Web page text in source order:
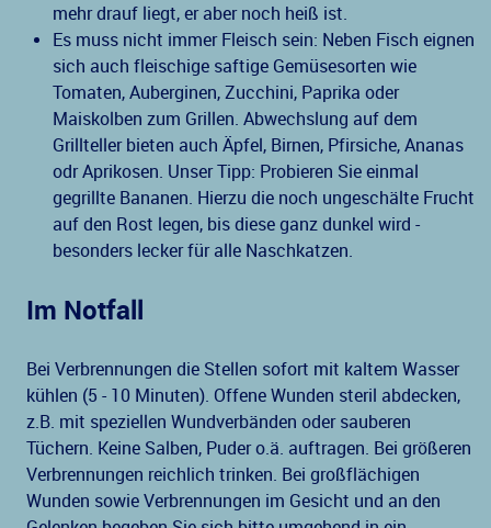
mehr drauf liegt, er aber noch heiß ist.
Es muss nicht immer Fleisch sein: Neben Fisch eignen
sich auch fleischige saftige Gemüsesorten wie
Tomaten, Auberginen, Zucchini, Paprika oder
Maiskolben zum Grillen. Abwechslung auf dem
Grillteller bieten auch Äpfel, Birnen, Pfirsiche, Ananas
odr Aprikosen. Unser Tipp: Probieren Sie einmal
gegrillte Bananen. Hierzu die noch ungeschälte Frucht
auf den Rost legen, bis diese ganz dunkel wird -
besonders lecker für alle Naschkatzen.
Im Notfall
Bei Verbrennungen die Stellen sofort mit kaltem Wasser
kühlen (5 - 10 Minuten). Offene Wunden steril abdecken,
z.B. mit speziellen Wundverbänden oder sauberen
Tüchern. Keine Salben, Puder o.ä. auftragen. Bei größeren
Verbrennungen reichlich trinken. Bei großflächigen
Wunden sowie Verbrennungen im Gesicht und an den